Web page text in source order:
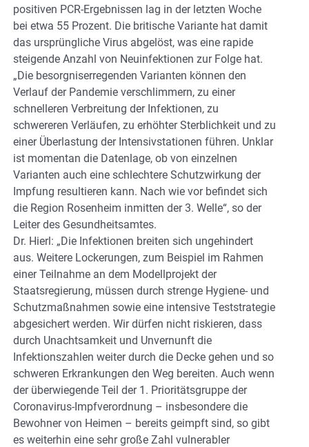
positiven PCR-Ergebnissen lag in der letzten Woche
bei etwa 55 Prozent. Die britische Variante hat damit
das ursprüngliche Virus abgelöst, was eine rapide
steigende Anzahl von Neuinfektionen zur Folge hat.
„Die besorgniserregenden Varianten können den
Verlauf der Pandemie verschlimmern, zu einer
schnelleren Verbreitung der Infektionen, zu
schwereren Verläufen, zu erhöhter Sterblichkeit und zu
einer Überlastung der Intensivstationen führen. Unklar
ist momentan die Datenlage, ob von einzelnen
Varianten auch eine schlechtere Schutzwirkung der
Impfung resultieren kann. Nach wie vor befindet sich
die Region Rosenheim inmitten der 3. Welle“, so der
Leiter des Gesundheitsamtes.
Dr. Hierl: „Die Infektionen breiten sich ungehindert
aus. Weitere Lockerungen, zum Beispiel im Rahmen
einer Teilnahme an dem Modellprojekt der
Staatsregierung, müssen durch strenge Hygiene- und
Schutzmaßnahmen sowie eine intensive Teststrategie
abgesichert werden. Wir dürfen nicht riskieren, dass
durch Unachtsamkeit und Unvernunft die
Infektionszahlen weiter durch die Decke gehen und so
schweren Erkrankungen den Weg bereiten. Auch wenn
der überwiegende Teil der 1. Prioritätsgruppe der
Coronavirus-Impfverordnung – insbesondere die
Bewohner von Heimen – bereits geimpft sind, so gibt
es weiterhin eine sehr große Zahl vulnerabler